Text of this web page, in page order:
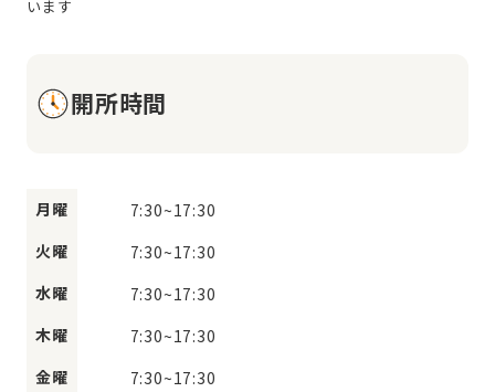
開所時間
月曜 7:30~17:30
火曜
7:30~17:30
水曜
7:30~17:30
木曜
7:30~17:30
金曜
7:30~17:30